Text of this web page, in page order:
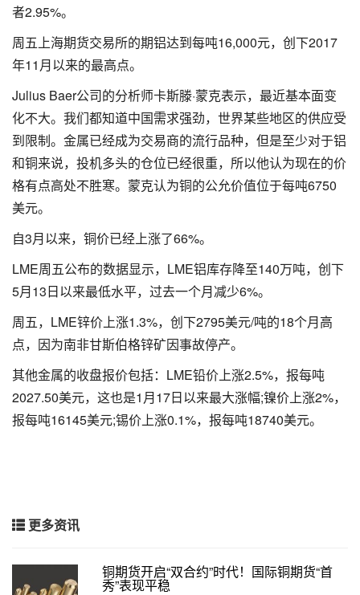
者2.95%。
周五上海期货交易所的期铝达到每吨16,000元，创下2017
年11月以来的最高点。
Julius Baer公司的分析师卡斯滕·蒙克表示，最近基本面变
化不大。我们都知道中国需求强劲，世界某些地区的供应受
到限制。金属已经成为交易商的流行品种，但是至少对于铝
和铜来说，投机多头的仓位已经很重，所以他认为现在的价
格有点高处不胜寒。蒙克认为铜的公允价值位于每吨6750
美元。
自3月以来，铜价已经上涨了66%。
LME周五公布的数据显示，LME铝库存降至140万吨，创下
5月13日以来最低水平，过去一个月减少6%。
周五，LME锌价上涨1.3%，创下2795美元/吨的18个月高
点，因为南非甘斯伯格锌矿因事故停产。
其他金属的收盘报价包括：LME铅价上涨2.5%，报每吨
2027.50美元，这也是1月17日以来最大涨幅;镍价上涨2%，
报每吨16145美元;锡价上涨0.1%，报每吨18740美元。
更多资讯
铜期货开启“双合约”时代！国际铜期货“首
秀”表现平稳